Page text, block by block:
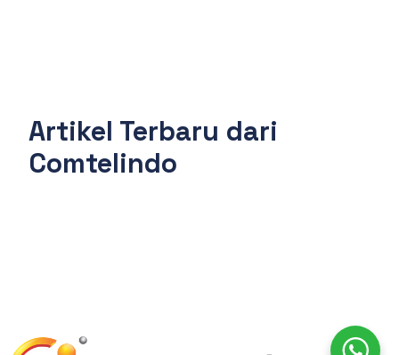
Artikel Terbaru dari
Comtelindo